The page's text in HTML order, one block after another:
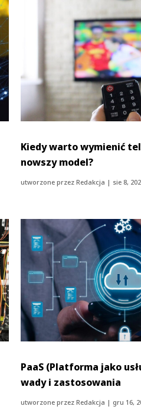
Kiedy warto wymienić
nowszy model?
utworzone przezRedakcja | sie 8,
PaaS (Platforma jako
wady i zastosowania
utworzone przezRedakcja | gru 16,